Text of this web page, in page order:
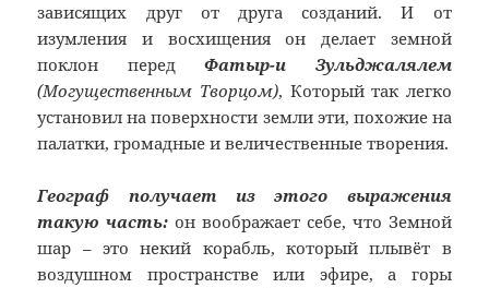
зависящих друг от друга созданий. И от
изумления и восхищения он делает земной
поклон передФатыр-и Зульджалялем
(Могущественным Творцом), Который так легко
установил на поверхности земли эти, похожие на
палатки, громадные и величественные творения.
Географ получает из этого выражения
такую часть: он воображает себе, что Земной
шар – это некий корабль, который плывёт в
воздушном пространстве или эфире, а горы